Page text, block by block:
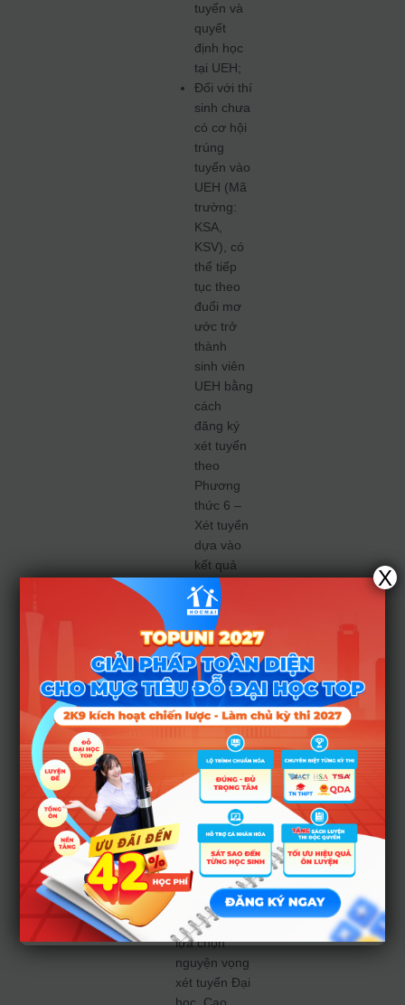
tuyển và
quyết
định học
tại UEH;
Đối với thí
sinh chưa
có cơ hội
trúng
tuyển vào
UEH (Mã
trường:
KSA,
KSV), có
thể tiếp
tục theo
đuổi mơ
ước trở
thành
sinh viên
UEH bằng
cách
đăng ký
xét tuyển
theo
Phương
thức 6 –
Xét tuyển
dựa vào
kết quả
thi tốt
nghiệp
THPT
năm
2024. Thí
sinh thực
hiện đăng
ký theo
hướng
dẫn của
Bộ Giáo
dục và
Đào tạo.
Từ 07g00
20/7/2024:T
hí sinh tham
gia “Ngày hội
lựa chọn
nguyện vọng
xét tuyển Đại
X